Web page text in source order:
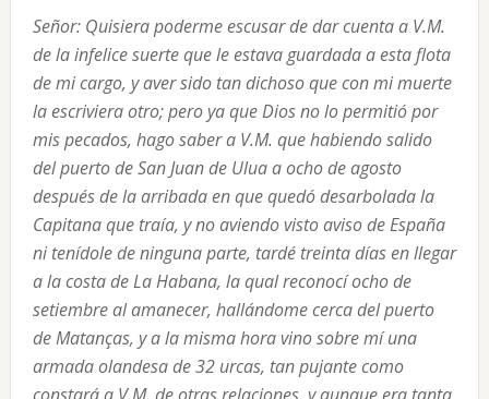
Señor: Quisiera poderme escusar de dar cuenta a V.M.
de la infelice suerte que le estava guardada a esta flota
de mi cargo, y aver sido tan dichoso que con mi muerte
la escriviera otro; pero ya que Dios no lo permitió por
mis pecados, hago saber a V.M. que habiendo salido
del puerto de San Juan de Ulua a ocho de agosto
después de la arribada en que quedó desarbolada la
Capitana que traía, y no aviendo visto aviso de España
ni tenídole de ninguna parte, tardé treinta días en llegar
a la costa de La Habana, la qual reconocí ocho de
setiembre al amanecer, hallándome cerca del puerto
de Matanças, y a la misma hora vino sobre mí una
armada olandesa de 32 urcas, tan pujante como